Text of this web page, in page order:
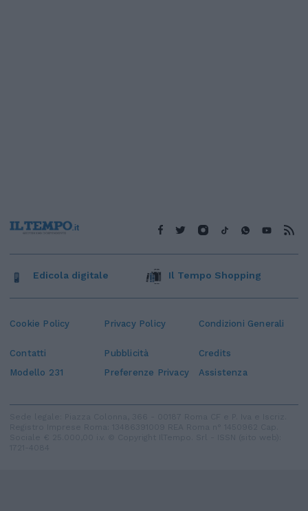
Cookie Policy Privacy Policy Condizioni Generali
Contatti Pubblicità
Credits
Modello 231
Preferenze Privacy Assistenza
Edicola digitale Il Tempo Shopping